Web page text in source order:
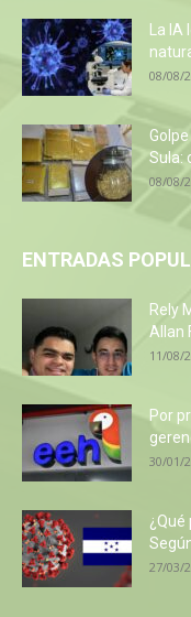
La
08/08/
Sula:
08/08/
ENTRADAS
Rely
Allan
11/08/
Por
30/01/
¿Qué
27/03/